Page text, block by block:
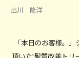
出川 隆洋
「本日のお客様。